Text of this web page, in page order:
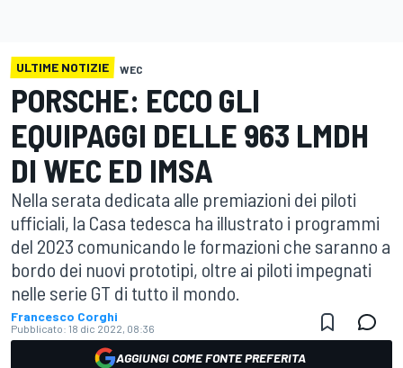
ULTIME NOTIZIE WEC
PORSCHE: ECCO GLI
EQUIPAGGI DELLE 963 LMDH
DI WEC ED IMSA
Nella serata dedicata alle premiazioni dei piloti
ufficiali, la Casa tedesca ha illustrato i programmi
del 2023 comunicando le formazioni che saranno a
bordo dei nuovi prototipi, oltre ai piloti impegnati
nelle serie GT di tutto il mondo.
Francesco Corghi
Pubblicato: 18 dic 2022, 08:36
AGGIUNGI COME FONTE PREFERITA